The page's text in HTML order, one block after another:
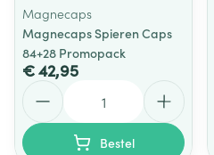
Magnecaps
Magnecaps Spieren Caps
84+28 Promopack
€ 42,95
Bestel